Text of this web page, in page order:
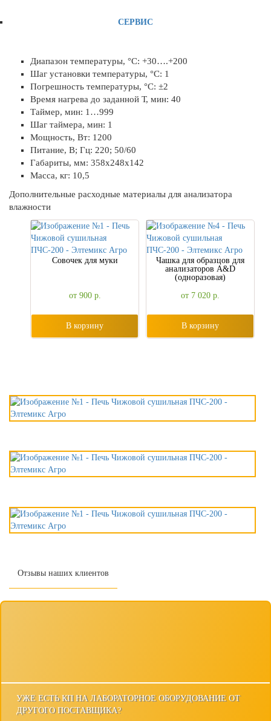
УЖЕ ЕСТЬ КП НА ЛАБОРАТОРНОЕ ОБОРУДОВАНИЕ ОТ
ДРУГОГО ПОСТАВЩИКА?
СЕРВИС
Диапазон температуры, °C: +30….+200
Шаг установки температуры, °C: 1
Погрешность температуры, °C: ±2
Время нагрева до заданной Т, мин: 40
Таймер, мин: 1…999
Шаг таймера, мин: 1
Мощность, Вт: 1200
Питание, В; Гц: 220; 50/60
Габариты, мм: 358x248x142
Масса, кг: 10,5
Дополнительные расходные материалы для анализатора
влажности
Совочек для муки
от 900 р.
В корзину
Чашка для образцов для
анализаторов A&D
(одноразовая)
от 7 020р.
В корзину
Отзывы наших клиентов